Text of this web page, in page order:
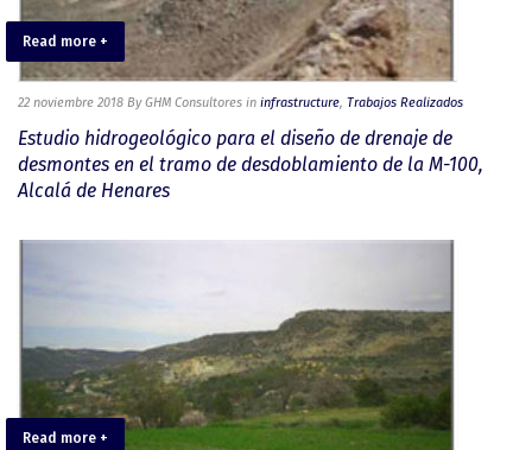
Read more +
22 noviembre 2018 By GHM Consultores in infrastructure, Trabajos Realizados
Estudio hidrogeológico para el diseño de drenaje de
desmontes en el tramo de desdoblamiento de la M-100,
Alcalá de Henares
Read more +